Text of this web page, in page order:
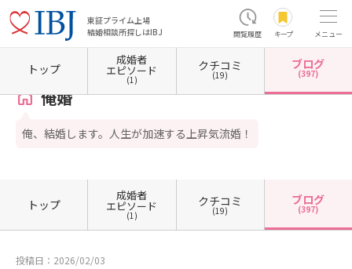
東証プライム上場
結婚相談所探しはIBJ
閲覧履歴 キープ メニュー
ホーム 岡山県の結婚相談所 岡山県倉敷市 俺婚 カウンセラーブログ一覧 カウンセ
俺婚
俺、結婚します。人生が加速する上昇気流婚！
トップ
成婚者
エピソード
(1)
クチコミ
(19)
ブログ
(397)
トップ
成婚者
エピソード
(1)
クチコミ
(19)
ブログ
(397)
投稿日：2026/02/03